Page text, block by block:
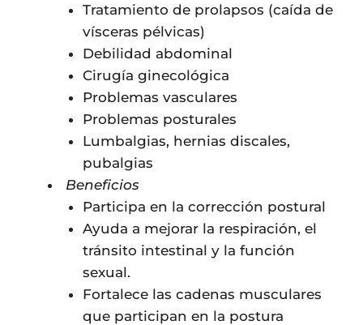
Tratamiento de prolapsos (caída de
vísceras pélvicas)
Debilidad abdominal
Cirugía ginecológica
Problemas vasculares
Problemas posturales
Lumbalgias, hernias discales,
pubalgias
Beneficios
Participa en la corrección postural
Ayuda a mejorar la respiración, el
tránsito intestinal y la función
sexual.
Fortalece las cadenas musculares
que participan en la postura